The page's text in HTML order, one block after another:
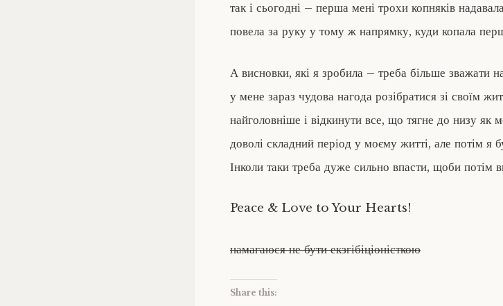
так і сьогодні – перша мені трохи копняків
повела за руку у тому ж напрямку, куди копала
А висновки, які я зробила – треба більше зважати
у мене зараз чудова нагода розібратися зі своїм
найголовніше і відкинути все, що тягне до низу як
доволі складний період у моєму житті, але потім я
Інколи таки треба дуже сильно впасти, щоби потім
Peace & Love to Your Hearts!
намагаюся не бути екзгібіціоністкою
Share this: